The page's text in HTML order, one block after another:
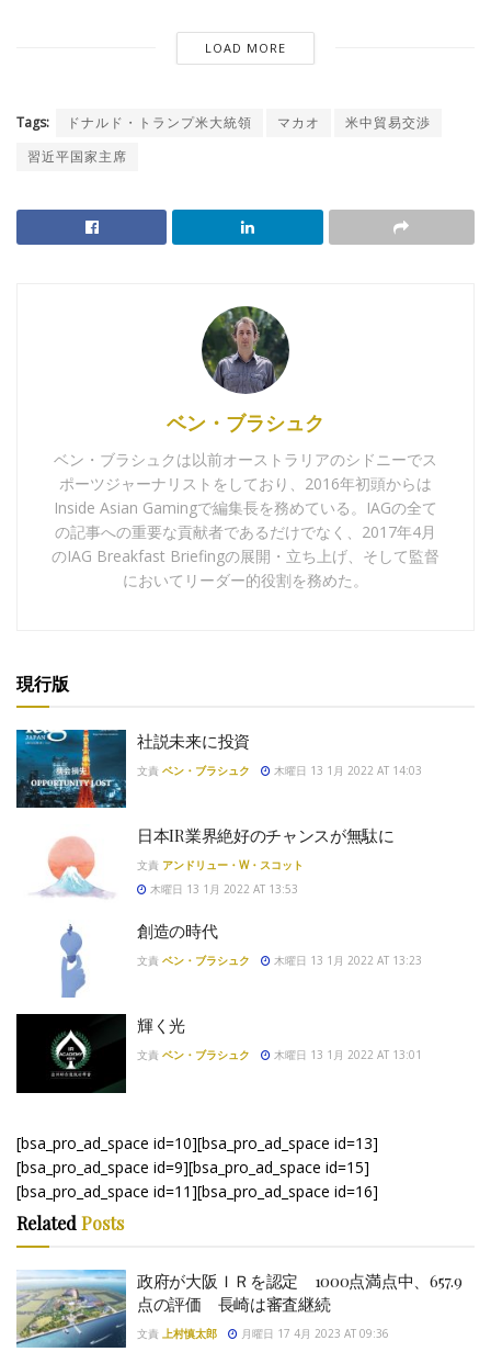
LOAD MORE
Tags: ドナルド・トランプ米大統領 マカオ
米中貿易交渉
習近平国家主席
ベン・ブラシュク
ベン・ブラシュクは以前オーストラリアのシドニーでス
ポーツジャーナリストをしており、2016年初頭からは
Inside Asian Gamingで編集長を務めている。IAGの全て
の記事への重要な貢献者であるだけでなく、2017年4月
のIAG Breakfast Briefingの展開・立ち上げ、そして監督
においてリーダー的役割を務めた。
現行版
社説未来に投資
文責 ベン・ブラシュク 木曜日 13 1月 2022 AT 14:03
日本IR業界絶好のチャンスが無駄に
文責 アンドリュー・W・スコット
木曜日 13 1月 2022 AT 13:53
創造の時代
文責 ベン・ブラシュク 木曜日 13 1月 2022 AT 13:23
輝く光
文責 ベン・ブラシュク 木曜日 13 1月 2022 AT 13:01
[bsa_pro_ad_space id=10][bsa_pro_ad_space id=13]
[bsa_pro_ad_space id=9][bsa_pro_ad_space id=15]
[bsa_pro_ad_space id=11][bsa_pro_ad_space id=16]
Related Posts
政府が大阪ＩＲを認定 1000点満点中、657.9
点の評価 長崎は審査継続
文責 上村慎太郎 月曜日 17 4月 2023 AT 09:36